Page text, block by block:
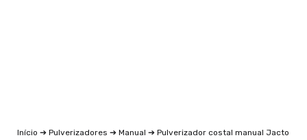
Início ➔ Pulverizadores ➔ Manual ➔ Pulverizador costal manual Jacto